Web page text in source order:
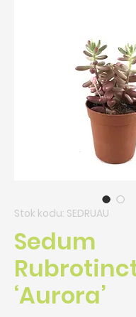
Stok kodu: SEDRUAU
Sedum
‘Aurora’